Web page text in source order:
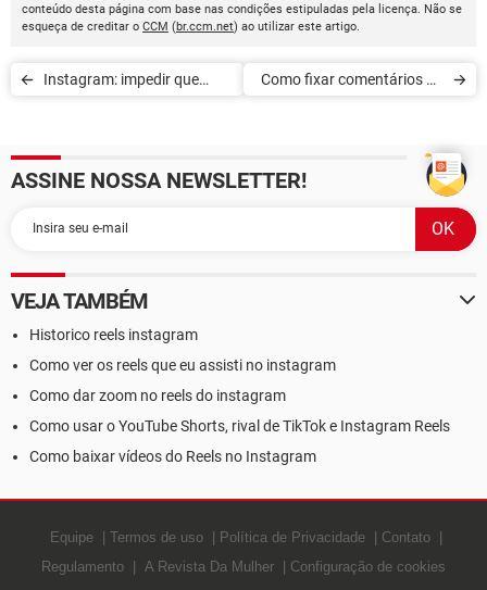
conteúdo desta página com base nas condições estipuladas pela licença. Não se
esqueça de creditar o CCM (br.ccm.net) ao utilizar este artigo.
Instagram: impedir que
Como fixar comentários no
ASSINE NOSSA NEWSLETTER!
VEJA TAMBÉM
Historico reels instagram
Como ver os reels que eu assisti no instagram
Como dar zoom no reels do instagram
Como usar o YouTube Shorts, rival de TikTok e Instagram Reels
Como baixar vídeos do Reels no Instagram
Equipe Termos de uso Política de Privacidade
Contato
Regulamento
A Revista Da Mulher Configuração de cookies